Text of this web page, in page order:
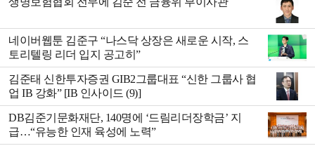
네이버웹툰 김준구 “나스닥 상장은 새로운 시작, 스
토리텔링 리더 입지 공고히”
김준태 신한투자증권 GIB2그룹대표 “신한 그룹사 협
업 IB 강화” [IB 인사이드 (9)]
DB김준기문화재단, 140명에 ‘드림리더장학금’ 지
급…“유능한 인재 육성에 노력”